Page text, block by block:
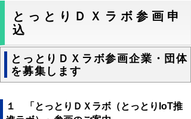
とっとりＤＸラボ参画申
込
とっとりＤＸラボ参画企業・団体
を募集します
１ 「とっとりＤＸラボ（とっとりIoT推